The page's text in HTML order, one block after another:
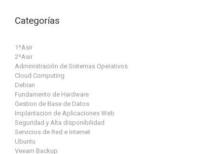
Categorías
1ºAsir
2ºAsir
Administración de Sistemas Operativos
Cloud Computing
Debian
Fundamento de Hardware
Gestion de Base de Datos
Implantacion de Aplicaciones Web
Seguridad y Alta disponibilidad
Servicios de Red e Internet
Ubuntu
Veeam Backup